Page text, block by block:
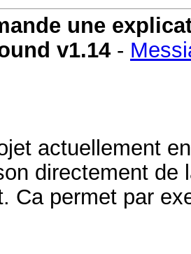
une
v1.14 -
actuellement
directement de
Ca permet par